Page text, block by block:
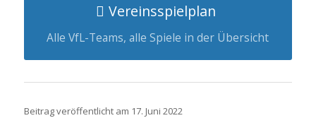
Vereinsspielplan
Alle VfL-Teams, alle Spiele in der Übersicht
Beitrag veröffentlicht am 17. Juni 2022